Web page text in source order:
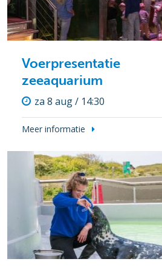
Voerpresentatie
zeeaquarium
za 8 aug / 14:30
Meer informatie